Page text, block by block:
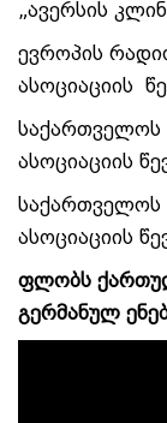
„ავერსის
ევროპის
ასოციაციის
ასოციაციის
ასოციაციის
ფლობს
გერმანულ